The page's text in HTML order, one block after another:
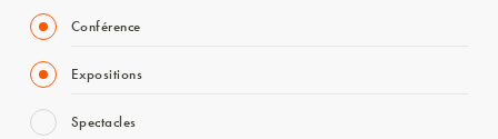
Conférence
Expositions
Spectacles